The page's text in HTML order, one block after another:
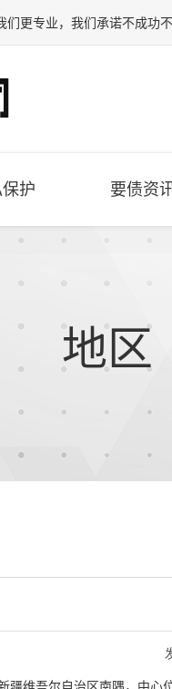
们更专业，我们承诺不成功不
保护 要债资
地区